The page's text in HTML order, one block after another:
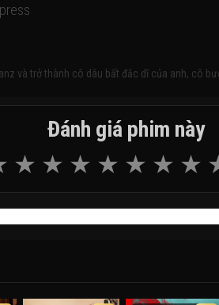
và trở thành cô dâu bất đắc dĩ của anh, cô
Đánh giá phim này